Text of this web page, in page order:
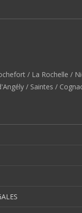
/ La Rochelle /
/ Saintes /